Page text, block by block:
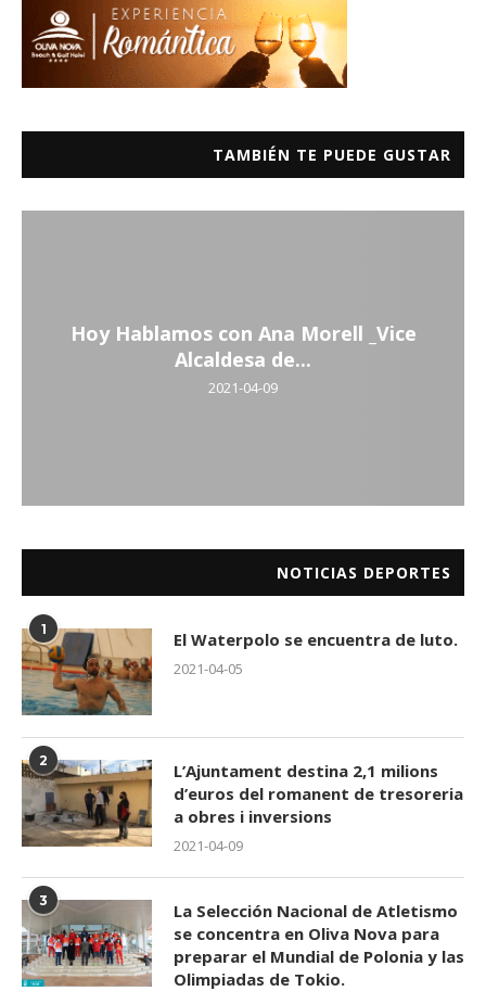
TAMBIÉN TE PUEDE GUSTAR
Hoy Hablamos con Ana Morell _Vice
Alcaldesa de...
2021-04-09
NOTICIAS DEPORTES
1 El Waterpolo se encuentra de luto.
2021-04-05
2
L’Ajuntament destina 2,1 milions
d’euros del romanent de tresoreria
a obres i inversions
2021-04-09
3
La Selección Nacional de Atletismo
se concentra en Oliva Nova para
preparar el Mundial de Polonia y las
Olimpiadas de Tokio.